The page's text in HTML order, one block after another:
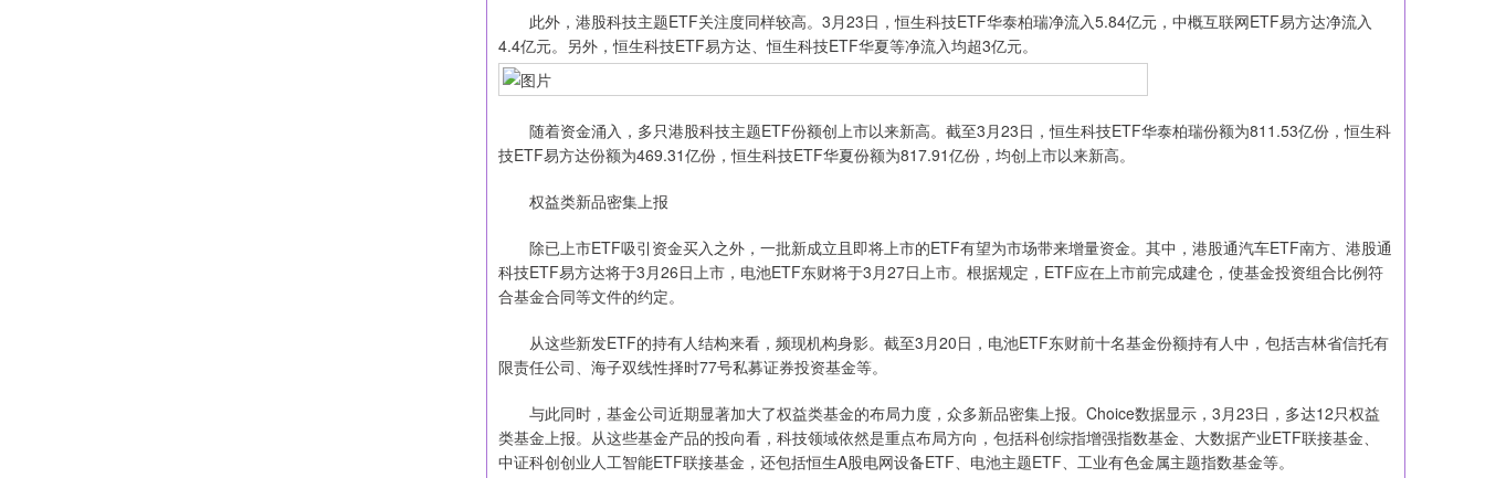
此外，港股科技主题ETF关注度同样较高。3月23日，恒生科技ETF华泰柏瑞净流入5.84亿元，中概互联网ETF易方达净流入
4.4亿元。另外，恒生科技ETF易方达、恒生科技ETF华夏等净流入均超3亿元。
随着资金涌入，多只港股科技主题ETF份额创上市以来新高。截至3月23日，恒生科技ETF华泰柏瑞份额为811.53亿份，恒生科
技ETF易方达份额为469.31亿份，恒生科技ETF华夏份额为817.91亿份，均创上市以来新高。
权益类新品密集上报
除已上市ETF吸引资金买入之外，一批新成立且即将上市的ETF有望为市场带来增量资金。其中，港股通汽车ETF南方、港股通
科技ETF易方达将于3月26日上市，电池ETF东财将于3月27日上市。根据规定，ETF应在上市前完成建仓，使基金投资组合比例符
合基金合同等文件的约定。
从这些新发ETF的持有人结构来看，频现机构身影。截至3月20日，电池ETF东财前十名基金份额持有人中，包括吉林省信托有
限责任公司、海子双线性择时77号私募证券投资基金等。
与此同时，基金公司近期显著加大了权益类基金的布局力度，众多新品密集上报。Choice数据显示，3月23日，多达12只权益
类基金上报。从这些基金产品的投向看，科技领域依然是重点布局方向，包括科创综指增强指数基金、大数据产业ETF联接基金、
中证科创创业人工智能ETF联接基金，还包括恒生A股电网设备ETF、电池主题ETF、工业有色金属主题指数基金等。